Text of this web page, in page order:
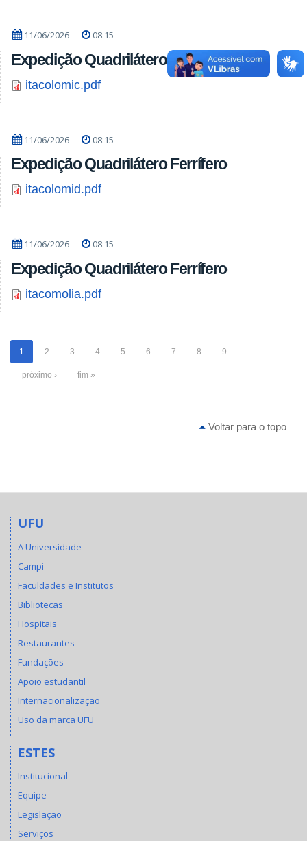
11/06/2026 08:15
Expedição Quadrilátero Ferrífero
itacolomic.pdf
11/06/2026 08:15
Expedição Quadrilátero Ferrífero
itacolomid.pdf
11/06/2026 08:15
Expedição Quadrilátero Ferrífero
itacomolia.pdf
1 2 3 4 5 6 7 8 9
próximo › fim »
Voltar para o topo
UFU
A Universidade
Campi
Faculdades e Institutos
Bibliotecas
Hospitais
Restaurantes
Fundações
Apoio estudantil
Internacionalização
Uso da marca UFU
ESTES
Institucional
Equipe
Legislação
Serviços